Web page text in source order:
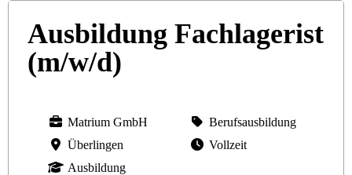
Ausbildung Fachlagerist
(m/w/d)
Matrium GmbH
Überlingen
Ausbildung
Berufsausbildung
Vollzeit